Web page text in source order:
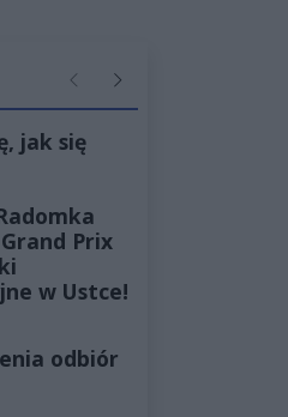
PoprzednieNastępne
jak się
Prix
w Ustce!
odbiór